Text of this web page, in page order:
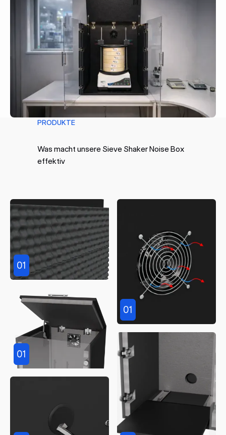
PRODUKTE
Was macht unsere Sieve Shaker Noise Box
effektiv
01
01
01